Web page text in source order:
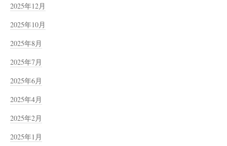
2025年12月
2025年10月
2025年8月
2025年7月
2025年6月
2025年4月
2025年2月
2025年1月